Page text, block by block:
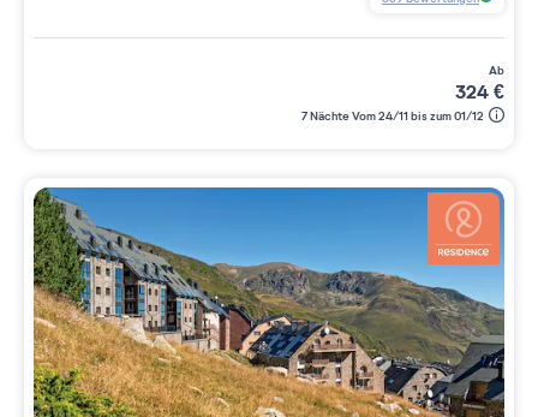
ab
324€
7 Nächte Vom 24/11 bis zum 01/12